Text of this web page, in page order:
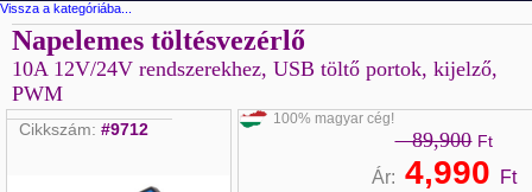
Vissza a kategóriába...
Napelemes töltésvezérlő
10A 12V/24V rendszerekhez, USB töltő portok, kijelző,
PWM
Cikkszám: #9712
100% magyar cég!
89,900 Ft
Ár:4,990 Ft